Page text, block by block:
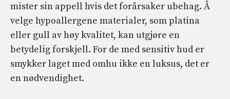
mister sin appell hvis det forårsaker ubehag. Å
velge hypoallergene materialer, som platina
eller gull av høy kvalitet, kan utgjøre en
betydelig forskjell. For de med sensitiv hud er
smykker laget med omhu ikke en luksus, det er
en nødvendighet.